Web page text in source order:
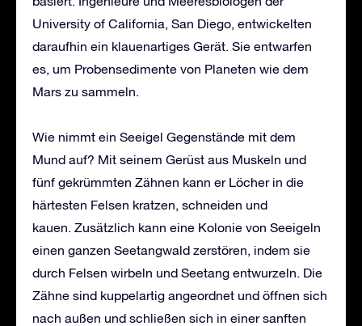
University of California, San Diego, entwickelten
daraufhin ein klauenartiges Gerät. Sie entwarfen
es, um Probensedimente von Planeten wie dem
Mars zu sammeln.
Wie nimmt ein Seeigel Gegenstände mit dem
Mund auf? Mit seinem Gerüst aus Muskeln und
fünf gekrümmten Zähnen kann er Löcher in die
härtesten Felsen kratzen, schneiden und
kauen. Zusätzlich kann eine Kolonie von Seeigeln
einen ganzen Seetangwald zerstören, indem sie
durch Felsen wirbeln und Seetang entwurzeln. Die
Zähne sind kuppelartig angeordnet und öffnen sich
nach außen und schließen sich in einer sanften